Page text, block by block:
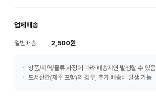
업체배송
일반배송 2,500원
상품/지역/물류 사정에 따라 배송지연 발생할 수 있음
도서산간(제주 포함)의 경우, 추가 배송비 발생 가능